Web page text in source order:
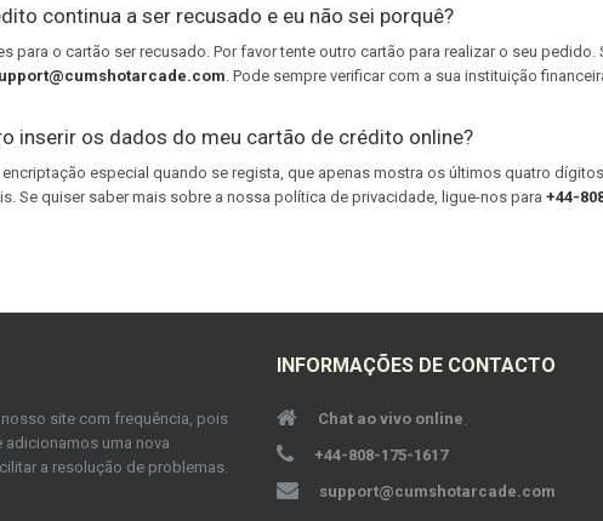
continua a ser recusado e eu não sei porquê?
para o cartão ser recusado. Por favor tente outro cartão para realizar o seu
. Pode sempre verificar com a sua instituição
inserir os dados do meu cartão de crédito online?
especial quando se regista, que apenas mostra os últimos quatro
Se quiser saber mais sobre a nossa política de privacidade, ligue-nos para +44-
site com frequência, pois
uma nova
a resolução de problemas.
INFORMAÇÕES DE CONTACTO
Chat ao vivo online.
+44-808-175-1617
support@cumshotarcade.com